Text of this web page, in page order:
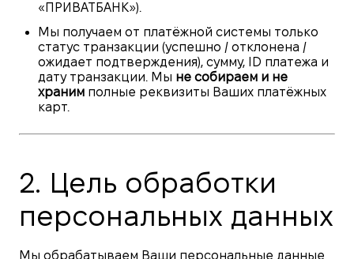
«ПРИВАТБАНК»).
Мы получаем от платёжной системы только
статус транзакции (успешно / отклонена /
ожидает подтверждения), сумму, ID платежа и
дату транзакции. Мы не собираем и не
храним полные реквизиты Ваших платёжных
карт.
2. Цель обработки
персональных данных
Мы обрабатываем Ваши персональные данные